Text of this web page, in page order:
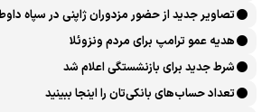
تصاویر جدید از حضور مزدوران ژاپنی در سپاه
اوکراین
هدیه عمو ترامپ برای مردم ونزوئلا
شرط جدید برای بازنشستگی اعلام شد
تعداد حساب‌های بانکی‌تان را اینجا ببینید